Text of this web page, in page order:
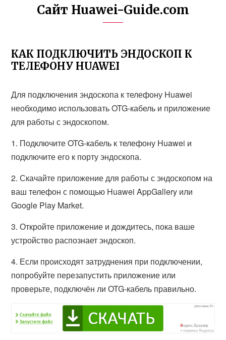
Сайт Huawei-Guide.com
КАК ПОДКЛЮЧИТЬ ЭНДОСКОП К
ТЕЛЕФОНУ HUAWEI
Для подключения эндоскопа к телефону Huawei
необходимо использовать OTG-кабель и приложение
для работы с эндоскопом.
1. Подключите OTG-кабель к телефону Huawei и
подключите его к порту эндоскопа.
2. Скачайте приложение для работы с эндоскопом на
ваш телефон с помощью Huawei AppGallery или
Google Play Market.
3. Откройте приложение и дождитесь, пока ваше
устройство распознает эндоскоп.
4. Если происходят затруднения при подключении,
попробуйте перезапустить приложение или
проверьте, подключён ли OTG-кабель правильно.